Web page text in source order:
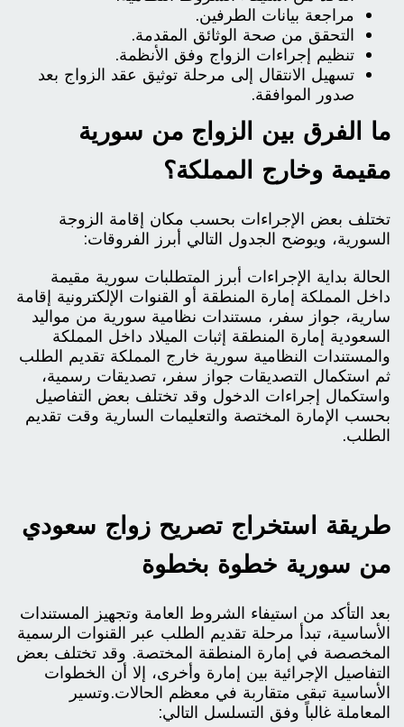
مراجعة بيانات الطرفين.
التحقق من صحة الوثائق المقدمة.
تنظيم إجراءات الزواج وفق الأنظمة.
تسهيل الانتقال إلى مرحلة توثيق عقد الزواج بعد
صدور الموافقة.
ما الفرق بين الزواج من سورية
مقيمة وخارج المملكة؟
تختلف بعض الإجراءات بحسب مكان إقامة الزوجة
السورية، ويوضح الجدول التالي أبرز الفروقات:
الحالة بداية الإجراءات أبرز المتطلبات سورية مقيمة
داخل المملكة إمارة المنطقة أو القنوات الإلكترونية إقامة
سارية، جواز سفر، مستندات نظامية سورية من مواليد
السعودية إمارة المنطقة إثبات الميلاد داخل المملكة
والمستندات النظامية سورية خارج المملكة تقديم الطلب
ثم استكمال التصديقات جواز سفر، تصديقات رسمية،
واستكمال إجراءات الدخول وقد تختلف بعض التفاصيل
بحسب الإمارة المختصة والتعليمات السارية وقت تقديم
الطلب.
طريقة استخراج تصريح زواج سعودي
من سورية خطوة بخطوة
بعد التأكد من استيفاء الشروط العامة وتجهيز المستندات
الأساسية، تبدأ مرحلة تقديم الطلب عبر القنوات الرسمية
المخصصة في إمارة المنطقة المختصة. وقد تختلف بعض
التفاصيل الإجرائية بين إمارة وأخرى، إلا أن الخطوات
الأساسية تبقى متقاربة في معظم الحالات.وتسير
المعاملة غالباً وفق التسلسل التالي: